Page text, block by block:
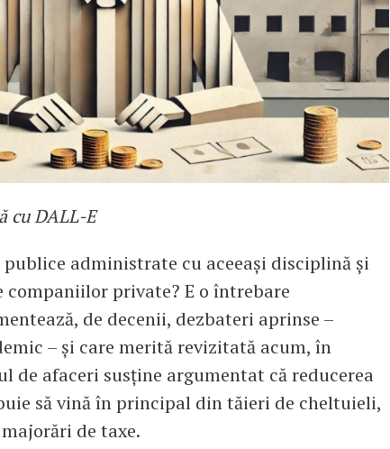
cu DALL-E
publice administrate cu aceeași disciplină și
companiilor private? E o întrebare
de decenii, dezbateri aprinse –
– și care merită revizitată acum, în
de afaceri susține argumentat că reducerea
să vină în principal din tăieri de cheltuieli,
de taxe.